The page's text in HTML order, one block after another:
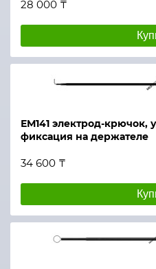
28 000 ₸
ЕМ141 электрод-
фиксация на держателе
34 600 ₸